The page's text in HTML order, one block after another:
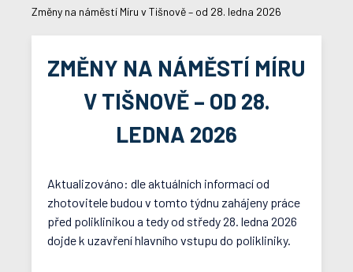
Změny na náměstí Míru v Tišnově – od 28. ledna 2026
ZMĚNY NA NÁMĚSTÍ MÍRU
V TIŠNOVĚ – OD 28.
LEDNA 2026
Aktualizováno: dle aktuálních informací od
zhotovitele budou v tomto týdnu zahájeny práce
před poliklinikou a tedy od středy 28. ledna 2026
dojde k uzavření hlavního vstupu do polikliniky.